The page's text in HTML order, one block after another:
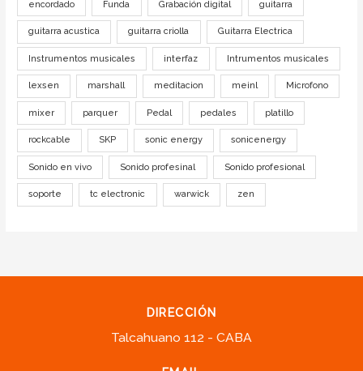
encordado Funda Grabación digital guitarra
guitarra acustica guitarra criolla Guitarra Electrica
Instrumentos musicales interfaz Intrumentos musicales
lexsen marshall meditacion meinl Microfono
mixer parquer Pedal pedales platillo
rockcable SKP sonic energy sonicenergy
Sonido en vivo Sonido profesinal Sonido profesional
soporte tc electronic warwick zen
DIRECCIÓN
Talcahuano 112 - CABA